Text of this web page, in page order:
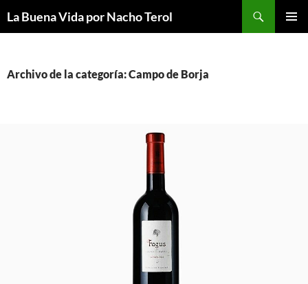
La Buena Vida por Nacho Terol
Archivo de la categoría: Campo de Borja